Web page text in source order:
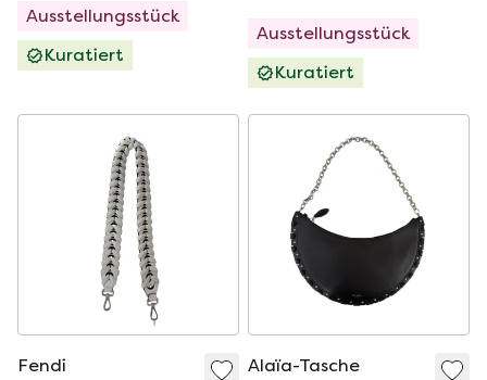
Ausstellungsstück
Kuratiert
Ausstellungsstück
Kuratiert
Fendi
Alaïa-Tasche